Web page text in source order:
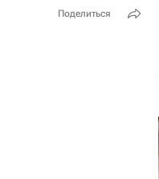
Поделиться